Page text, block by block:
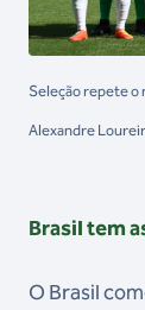
Seleção repete
Alexandre
Brasil tem
O Brasil